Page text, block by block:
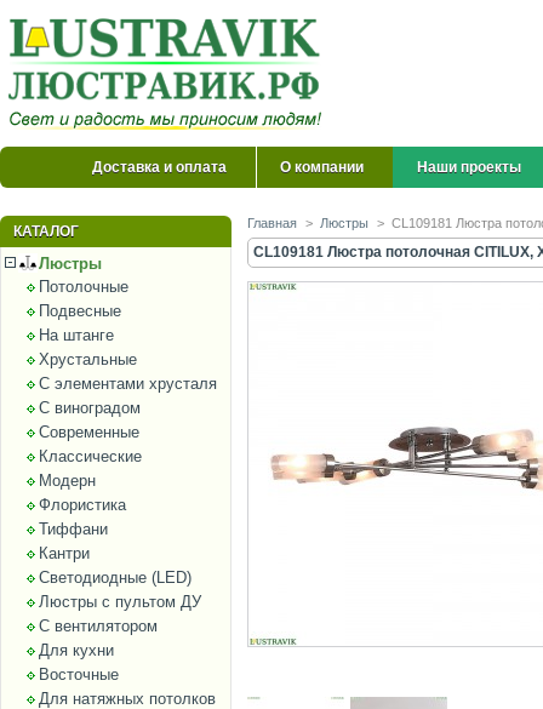
Доставка и оплата О компании Наши проекты
КАТАЛОГ
Люстры
Потолочные
Подвесные
На штанге
Хрустальные
С элементами хрусталя
С виноградом
Современные
Классические
Модерн
Флористика
Тиффани
Кантри
Светодиодные (LED)
Люстры с пультом ДУ
С вентилятором
Для кухни
Восточные
Для натяжных потолков
Главная > Люстры > CL109181 Люстра
CL109181 Люстра потолочная CITILUX,